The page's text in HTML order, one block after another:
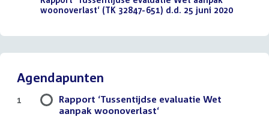
woonoverlast‘ (TK 32847-651) d.d. 25 juni 2020(PDF)
Agendapunten
Rapport ‘Tussentijdse evaluatie Wet
aanpak woonoverlast‘
1